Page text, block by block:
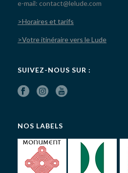
e-mail: contact@lelude.com
>Horaires et tarifs
>Votre itinéraire vers le Lude
SUIVEZ-NOUS SUR :
NOS LABELS